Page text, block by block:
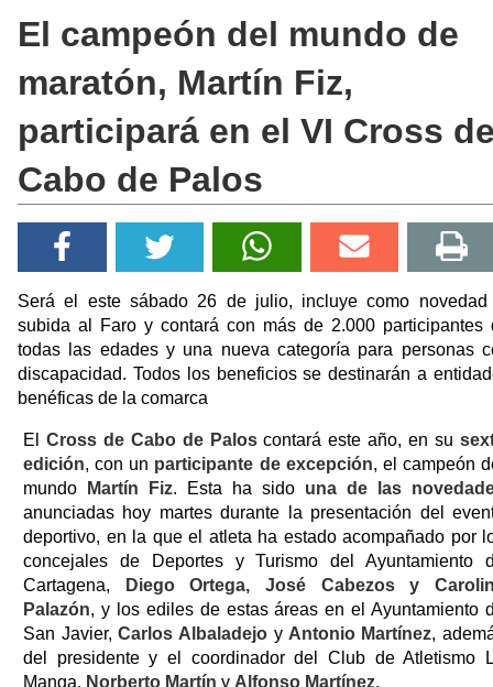
El campeón del mundo de
maratón, Martín Fiz,
participará en el VI Cross
Cabo de Palos
Será el este sábado 26 de julio, incluye como
subida al Faro y contará con más de 2.000 participantes
todas las edades y una nueva categoría para personas
discapacidad. Todos los beneficios se destinarán a
benéficas de la comarca
El Cross de Cabo de Paloscontará este año, en su
edición, con un participante de excepción, el campeón
mundo Martín Fiz. Esta ha sido una de las
anunciadas hoy martes durante la presentación del
deportivo, en la que el atleta ha estado acompañado por
concejales de Deportes y Turismo del Ayuntamiento
Cartagena, Diego Ortega, José Cabezos y
Palazón, y los ediles de estas áreas en el Ayuntamiento
San Javier,Carlos Albaladejo yAntonio Martínez,
del presidente y el coordinador del Club de Atletismo
Manga, Norberto Martín y Alfonso Martínez.